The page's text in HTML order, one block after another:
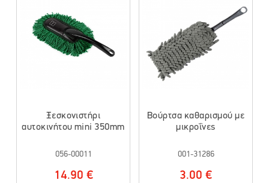
Ξεσκονιστήρι
αυτοκινήτου mini 350mm
056-00011
14.90 €
Βούρτσα καθαρισμού με
μικροΐνες
001-31286
3.00 €